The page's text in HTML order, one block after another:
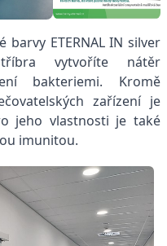
ETERNAL IN silver
vytvoříte nátěr
bakteriemi. Kromě
zařízení je
jeho vlastnosti je také
imunitou.